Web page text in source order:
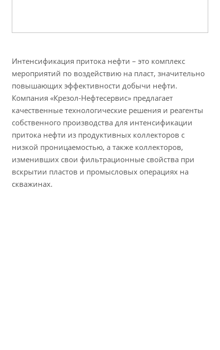
Интенсификация притока нефти – это комплекс
мероприятий по воздействию на пласт, значительно
повышающих эффективности добычи нефти.
Компания «Крезол-Нефтесервис» предлагает
качественные технологические решения и реагенты
собственного производства для интенсификации
притока нефти из продуктивных коллекторов с
низкой проницаемостью, а также коллекторов,
изменивших свои фильтрационные свойства при
вскрытии пластов и промысловых операциях на
скважинах.